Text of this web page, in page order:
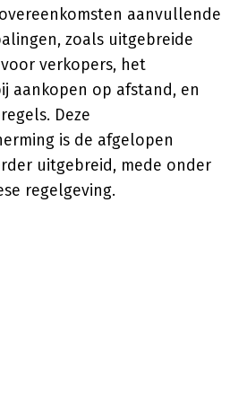
aanvullende
zoals uitgebreide
verkopers, het
aankopen op afstand, en
Deze
is de afgelopen
uitgebreid, mede onder
regelgeving.